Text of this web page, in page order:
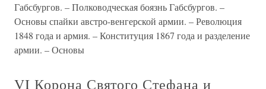
Габсбургов. – Полководческая боязнь Габсбургов. –
Основы спайки австро-венгерской армии. – Революция
1848 года и армия. – Конституция 1867 года и разделение
армии. – Основы
VI Корона Святого Стефана и